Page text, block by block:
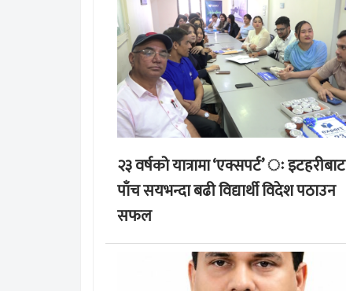
२३ वर्षको यात्रामा ‘एक्सपर्ट’ ः इटहरीबाट
पाँच सयभन्दा बढी विद्यार्थी विदेश पठाउन
सफल